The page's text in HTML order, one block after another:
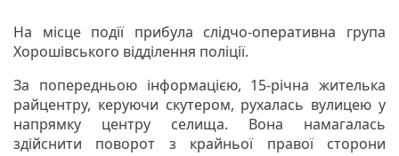
На місце події прибула слідчо-оперативна група
Хорошівського відділення поліції.
За попередньою інформацією, 15-річна жителька
райцентру, керуючи скутером, рухалась вулицею у
напрямку центру селища. Вона намагалась
здійснити поворот з крайньої правої сторони